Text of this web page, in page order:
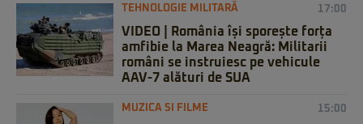
TEHNOLOGIE MILITARĂ 17:00
VIDEO | România își sporește forța
amfibie la Marea Neagră: Militarii
români se instruiesc pe vehicule
AAV-7 alături de SUA
MUZICA SI FILME 15:00